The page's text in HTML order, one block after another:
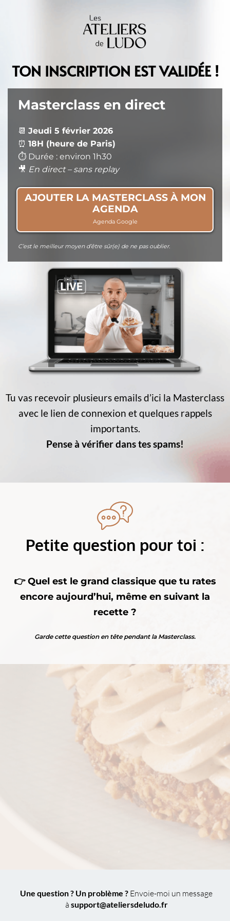
TON INSCRIPTION EST VALIDÉE !
Masterclass en direct
📆 Jeudi 5 février 2026
⏰ 18H (heure de Paris)
⏱️ Durée : environ 1h30
🎥 En direct – sans replay
AJOUTER LA MASTERCLASS À MON
AGENDA
Agenda Google
C’est le meilleur moyen d’être sûr(e) de ne pas oublier.
Tu vas recevoir plusieurs emails d’ici la Masterclass
avec le lien de connexion et quelques rappels
importants.
Pense à vérifier dans tes spams!
Petite question pour toi :
👉 Quel est le grand classique que tu rates
encore aujourd’hui, même en suivant la
recette ?
Garde cette question en tête pendant la Masterclass.
Une question ? Un problème ? Envoie-moi un message
à support@ateliersdeludo.fr